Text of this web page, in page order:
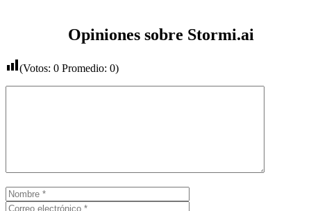
Opiniones sobre Stormi.ai
(Votos: 0 Promedio: 0)
Nombre
electrónico